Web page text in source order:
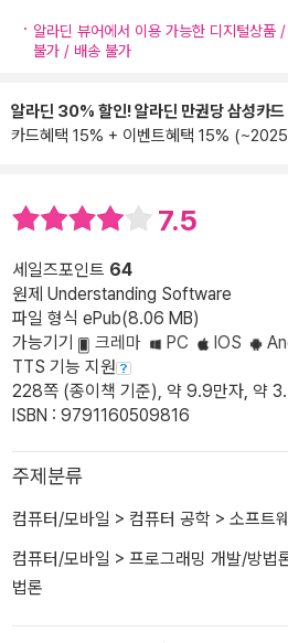
알라딘 뷰어에서 이용 가능한 디지털상품
불가 / 배송 불가
알라딘 30% 할인! 알라딘 만권당 삼성카드
카드혜택 15% + 이벤트혜택 15%
7.5
세일즈포인트 64
원제 Understanding Software
파일 형식 ePub(8.06 MB)
가능기기
크레마 PC IOS
TTS 기능 지원
228쪽 (종이책 기준), 약 9.9만자, 약
ISBN : 9791160509816
주제분류
컴퓨터/모바일 > 컴퓨터 공학 > 소프트
컴퓨터/모바일 > 프로그래밍 개발/방법
법론